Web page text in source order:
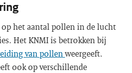
het aantal pollen in de lucht
Het KNMI is betrokken bij
van pollenweergeeft.
ook op verschillende